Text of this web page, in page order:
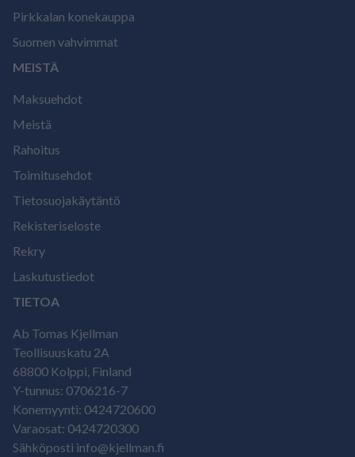
Pirkkalan konekauppa
Suomen vahvimmat
MEISTÄ
Maksuehdot
Meistä
Rahoitus
Toimitusehdot
Tietosuojakäytäntö
Rekisteriseloste
Rekry
Laskutustiedot
TIETOA
Ab Tomas Kjellman
Teollisuuskatu 2A
68800 Kolppi, Finland
Y-tunnus: 0706216-7
Konemyynti: 0424720600
Varaosat: 0424720300
Sähköposti info@kjellman.fi